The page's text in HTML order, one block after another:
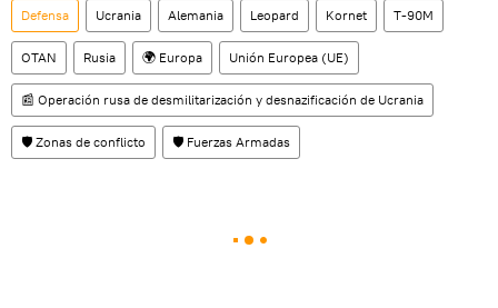
Defensa Ucrania Alemania Leopard Kornet T-90M
OTAN Rusia 🌍 Europa Unión Europea (UE)
📰 Operación rusa de desmilitarización y desnazificación de Ucrania
🛡️ Zonas de conflicto 🛡️ Fuerzas Armadas